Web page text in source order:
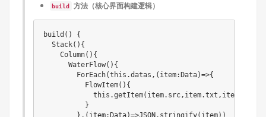
build 方法（核心界面构建逻辑）
build() {
  Stack(){
    Column(){
      WaterFlow(){
        ForEach(this.datas,(item:Data)=>{
          FlowItem(){
          }
        },(item:Data)=>JSON.stringify(item))